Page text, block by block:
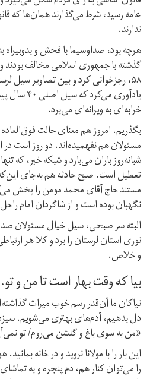
عامه رسید، شرط می‌گذارند همان‌ها که
ندارند.
گذشته با جمهوری اسلامی مخالف بودند و
۵۸، رجز‌خوانی کرد و بین تصاویر سیل
یادآوری
خرابه‌ای به ویرانه‌ای می‌برد.
بگذریم. امروز هم معنای حالت
مسئولان هم نفهمیده‌اند. دو روز است
شبانه‌روز باران می‌بارد و شبکه خبر، که
تعطیل است. صبح حادثه هم به‌جای این‌که
مستند حاج آقای محمد مومن را پخش
نگهبان بوده است و از شاگردان امام
البته سر صبحی، سیل خیال مسئولان
نوری استان لرستان را برد و کلا هر
و خلاص.
بیا که وقت بهار است تا من و
نیاکان ما آن‌قدر رسم خوب میراث
دل بدهیم، آدم‌های بهتری می‌شویم.
«من به سوی باغ و گلشن می‌روم/ تو
این بار را با مولانا نروید و در خانه
را می‌توان کنار هم، دم پنجره و به